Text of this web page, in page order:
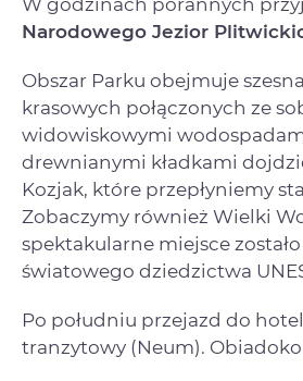
Narodowego Jezior
Obszar Parku obejmuje
krasowych połączonych ze
widowiskowymi
drewnianymi kładkami
Kozjak, które przepłyniemy
Zobaczymy również Wielki
spektakularne miejsce
światowego dziedzictwa
Po południu przejazd do
tranzytowy (Neum).